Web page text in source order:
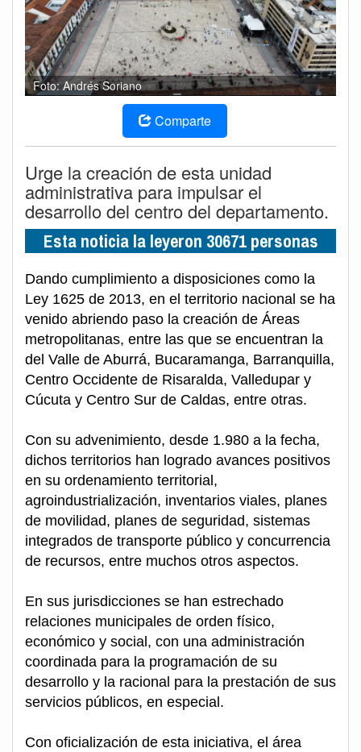
Foto: Andrés Soriano
Comparte
Urge la creación de esta unidad
administrativa para impulsar el
desarrollo del centro del departamento.
Esta noticia la leyeron 30671 personas
Dando cumplimiento a disposiciones como la
Ley 1625 de 2013, en el territorio nacional se ha
venido abriendo paso la creación de Áreas
metropolitanas, entre las que se encuentran la
del Valle de Aburrá, Bucaramanga, Barranquilla,
Centro Occidente de Risaralda, Valledupar y
Cúcuta y Centro Sur de Caldas, entre otras.
Con su advenimiento, desde 1.980 a la fecha,
dichos territorios han logrado avances positivos
en su ordenamiento territorial,
agroindustrialización, inventarios viales, planes
de movilidad, planes de seguridad, sistemas
integrados de transporte público y concurrencia
de recursos, entre muchos otros aspectos.
En sus jurisdicciones se han estrechado
relaciones municipales de orden físico,
económico y social, con una administración
coordinada para la programación de su
desarrollo y la racional para la prestación de sus
servicios públicos, en especial.
Con oficialización de esta iniciativa, el área